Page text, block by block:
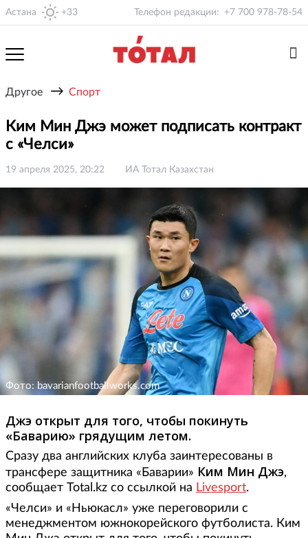
Астана +33 Телефон редакции: +7 700 978-78-54
Другое → Спорт
Ким Мин Джэ может подписать контракт
с «Челси»
19 апреля 2025, 20:22 ИА Тотал Казахстан
Фото: bavarianfootballworks.com
Джэ открыт для того, чтобы покинуть
«Баварию» грядущим летом.
Сразу два английских клуба заинтересованы в
трансфере защитника «Баварии» Ким Мин Джэ,
сообщает Total.kz со ссылкой на Livesport.
«Челси» и «Ньюкасл» уже переговорили с
менеджментом южнокорейского футболиста. Ким